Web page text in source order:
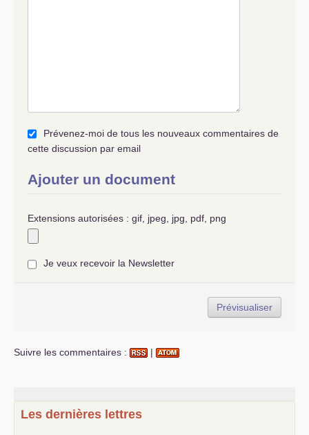
Prévenez-moi de tous les nouveaux commentaires de
cette discussion par email
Ajouter un document
Extensions autorisées : gif, jpeg, jpg, pdf, png
Je veux recevoir la Newsletter
Suivre les commentaires : |
Les dernières lettres